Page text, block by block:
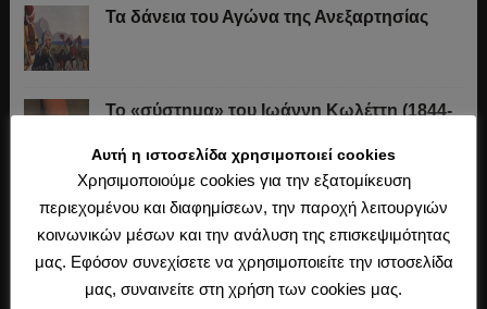
Τα δάνεια του Αγώνα της Ανεξαρτησίας
Το «σύστημα» του Ιωάννη Κωλέττη (1844-
Η άλωση της Κωνσταντινούπολης (1453)
Ο Μακιαβέλι, η Δημοκρατία και η εκλογή
Αυτή η ιστοσελίδα χρησιμοποιεί cookies
Χρησιμοποιούμε cookies για την εξατομίκευση
περιεχομένου και διαφημίσεων, την παροχή λειτουργιών
κοινωνικών μέσων και την ανάλυση της επισκεψιμότητας
μας. Εφόσον συνεχίσετε να χρησιμοποιείτε την ιστοσελίδα
μας, συναινείτε στη χρήση των cookies μας.